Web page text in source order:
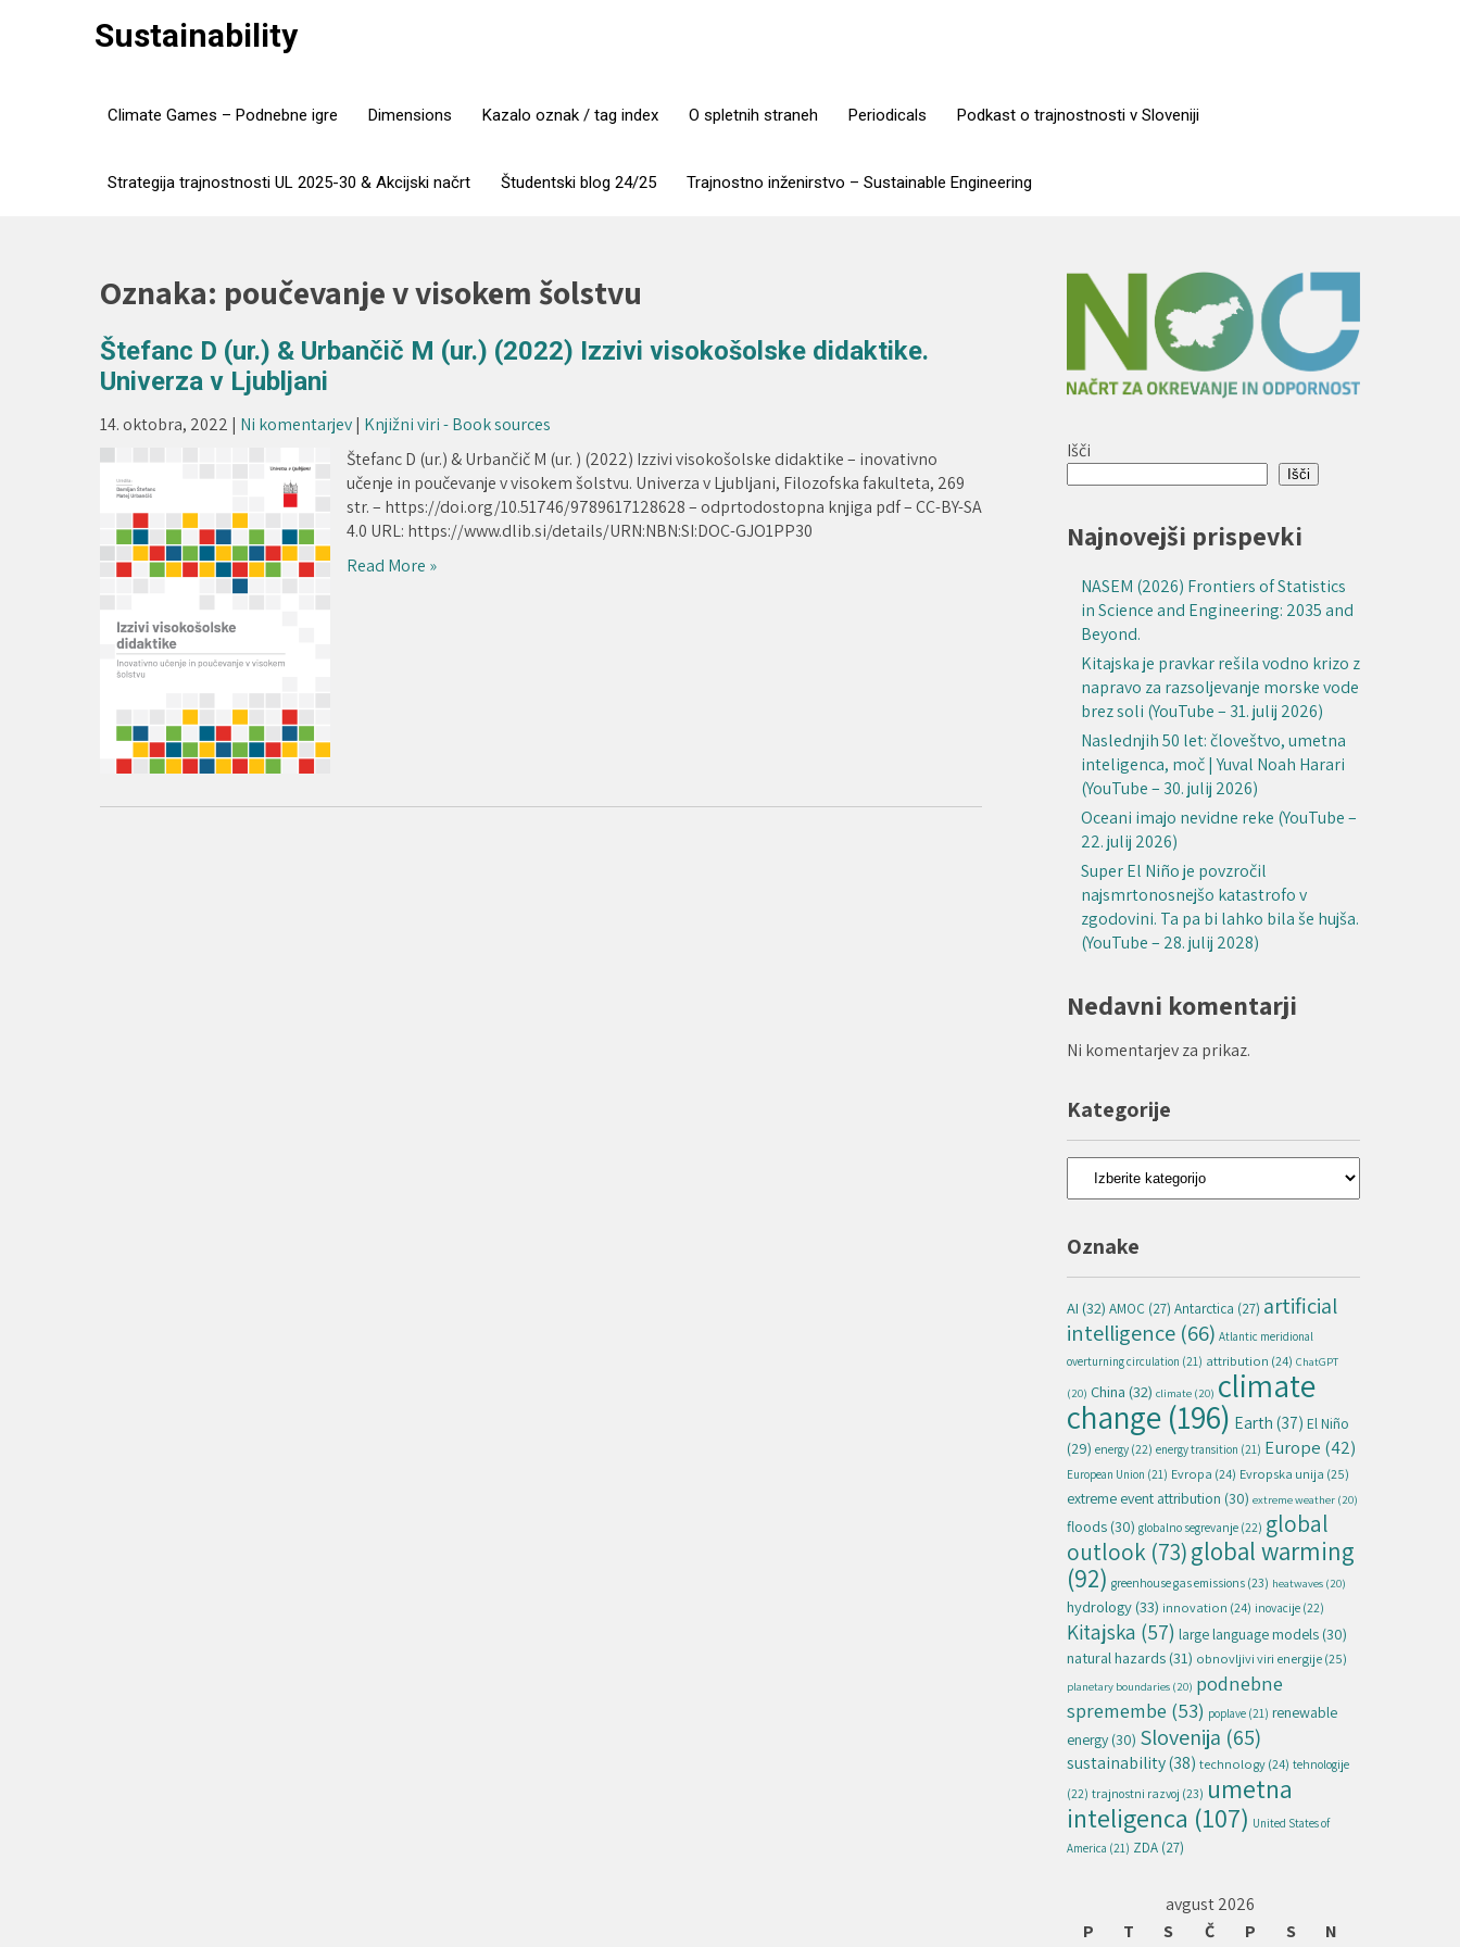
Sustainability
Climate Games – Podnebne igre Dimensions Kazalo oznak / tag index O spletnih straneh Periodicals Podkast o trajnostnosti v Sloveniji
Strategija trajnostnosti UL 2025-30 & Akcijski načrt Študentski blog 24/25 Trajnostno inženirstvo – Sustainable Engineering
Oznaka: poučevanje v visokem šolstvu
Štefanc D (ur.) & Urbančič M (ur.) (2022) Izzivi visokošolske didaktike.
Univerza v Ljubljani
14. oktobra, 2022 | Ni komentarjev| Knjižni viri - Book sources
Štefanc D (ur.) & Urbančič M (ur. ) (2022) Izzivi visokošolske didaktike – inovativno
učenje in poučevanje v visokem šolstvu. Univerza v Ljubljani, Filozofska fakulteta, 269
str. – https://doi.org/10.51746/9789617128628 – odprtodostopna knjiga pdf – CC-BY-SA
4.0 URL: https://www.dlib.si/details/URN:NBN:SI:DOC-GJO1PP30
Read More »
Išči
Išči
Najnovejši prispevki
NASEM (2026) Frontiers of Statistics
in Science and Engineering: 2035 and
Beyond.
Kitajska je pravkar rešila vodno krizo z
napravo za razsoljevanje morske vode
brez soli (YouTube – 31. julij 2026)
Naslednjih 50 let: človeštvo, umetna
inteligenca, moč | Yuval Noah Harari
(YouTube – 30. julij 2026)
Oceani imajo nevidne reke (YouTube –
22. julij 2026)
Super El Niño je povzročil
najsmrtonosnejšo katastrofo v
zgodovini. Ta pa bi lahko bila še hujša.
(YouTube – 28. julij 2028)
Nedavni komentarji
Ni komentarjev za prikaz.
Kategorije
Kategorije
Oznake
AI (32) AMOC (27) Antarctica (27) artificial
intelligence (66) Atlantic meridional
overturning circulation (21) attribution (24) ChatGPT
(20) China (32) climate (20) climate
change (196) Earth (37) El Niño
(29) energy (22) energy transition (21) Europe (42)
European Union (21) Evropa (24) Evropska unija (25)
extreme event attribution (30) extreme weather (20)
floods (30) globalno segrevanje (22) global
outlook (73)global warming
(92) greenhouse gas emissions (23) heatwaves (20)
hydrology(33) innovation (24) inovacije (22)
Kitajska (57) large language models (30)
natural hazards (31) obnovljivi viri energije(25)
planetary boundaries (20) podnebne
spremembe (53) poplave (21) renewable
energy (30) Slovenija (65)
sustainability(38) technology(24) tehnologije
(22) trajnostni razvoj (23) umetna
inteligenca (107) United States of
America (21) ZDA (27)
avgust 2026
P
T S Č P S N